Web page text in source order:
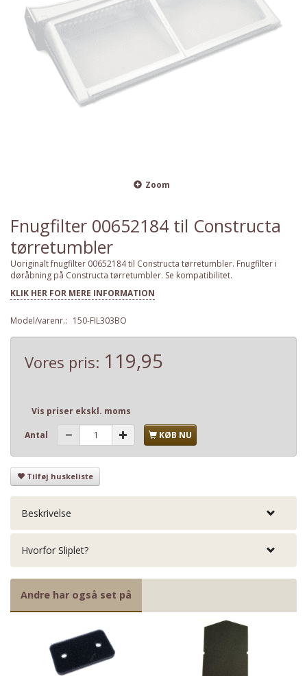
Zoom
Fnugfilter 00652184 til Constructa
tørretumbler
Uoriginalt fnugfilter 00652184 til Constructa tørretumbler. Fnugfilter i
døråbning på Constructa tørretumbler. Se kompatibilitet.
KLIK HER FOR MERE INFORMATION
Model/varenr.: 150-FIL303BO
Vores pris: 119,95
Vis priser ekskl. moms
Antal KØB NU
Tilføj huskeliste
Beskrivelse
Hvorfor Sliplet?
Andre har også set på